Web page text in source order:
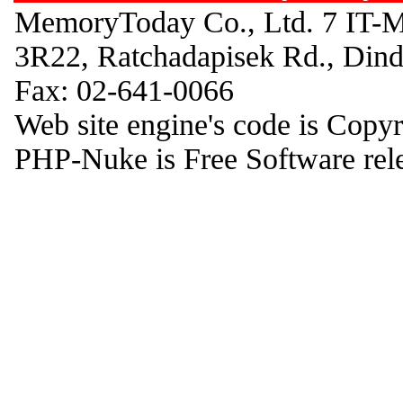
MemoryToday Co., Ltd. 7 IT-
3R22, Ratchadapisek Rd.,
Fax: 02-641-0066
Web site engine's code is
PHP-Nuke is Free Software